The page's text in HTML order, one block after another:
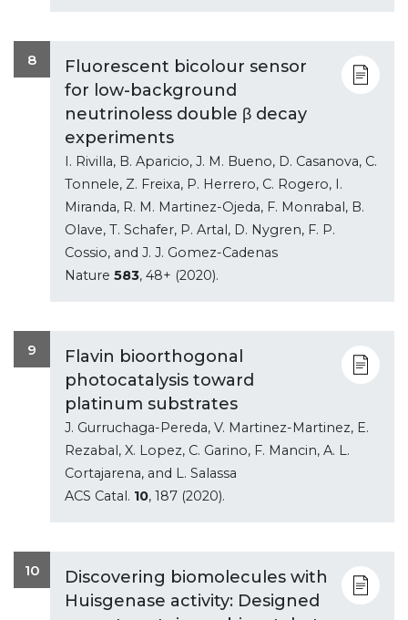
8
Fluorescent bicolour sensor
for low-background
neutrinoless double β decay
experiments
I. Rivilla, B. Aparicio, J. M. Bueno, D. Casanova, C.
Tonnele, Z. Freixa, P. Herrero, C. Rogero, I.
Miranda, R. M. Martinez-Ojeda, F. Monrabal, B.
Olave, T. Schafer, P. Artal, D. Nygren, F. P.
Cossio, and J. J. Gomez-Cadenas
Nature 583, 48+ (2020).
9
Flavin bioorthogonal
photocatalysis toward
platinum substrates
J. Gurruchaga-Pereda, V. Martinez-Martinez, E.
Rezabal, X. Lopez, C. Garino, F. Mancin, A. L.
Cortajarena, and L. Salassa
ACS Catal. 10, 187 (2020).
10
Discovering biomolecules with
Huisgenase activity: Designed